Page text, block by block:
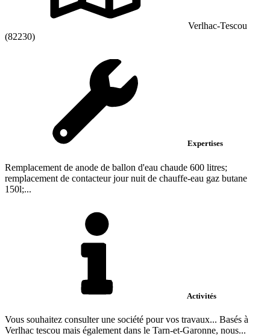
Verlhac-Tescou
(82230)
Expertises
Remplacement de anode de ballon d'eau chaude 600 litres;
remplacement de contacteur jour nuit de chauffe-eau gaz butane
150l;...
Activités
Vous souhaitez consulter une société pour vos travaux... Basés à
Verlhac tescou mais également dans le Tarn-et-Garonne, nous...